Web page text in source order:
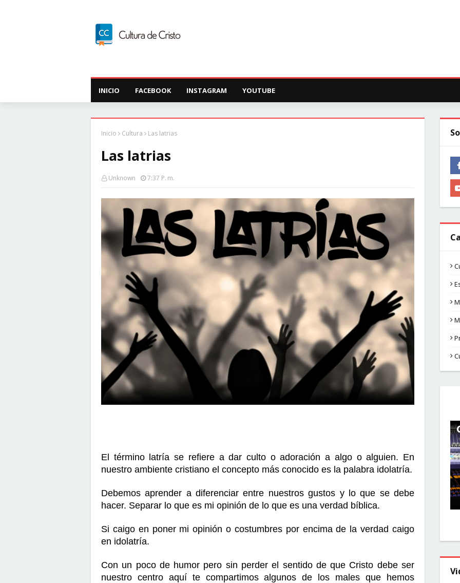
INICIO FACEBOOK INSTAGRAM YOUTUBE
Inicio Cultura Las latrias
Las latrias
Unknown 7:37 P. M.
El término latría se refiere a dar culto o adoración a algo o alguien. En
nuestro ambiente cristiano el concepto más conocido es la palabra idolatría.
Debemos aprender a diferenciar entre nuestros gustos y lo que se debe
hacer. Separar lo que es mi opinión de lo que es una verdad bíblica.
Si caigo en poner mi opinión o costumbres por encima de la verdad caigo
en idolatría.
Con un poco de humor pero sin perder el sentido de que Cristo debe ser
nuestro centro aquí te compartimos algunos de los males que hemos